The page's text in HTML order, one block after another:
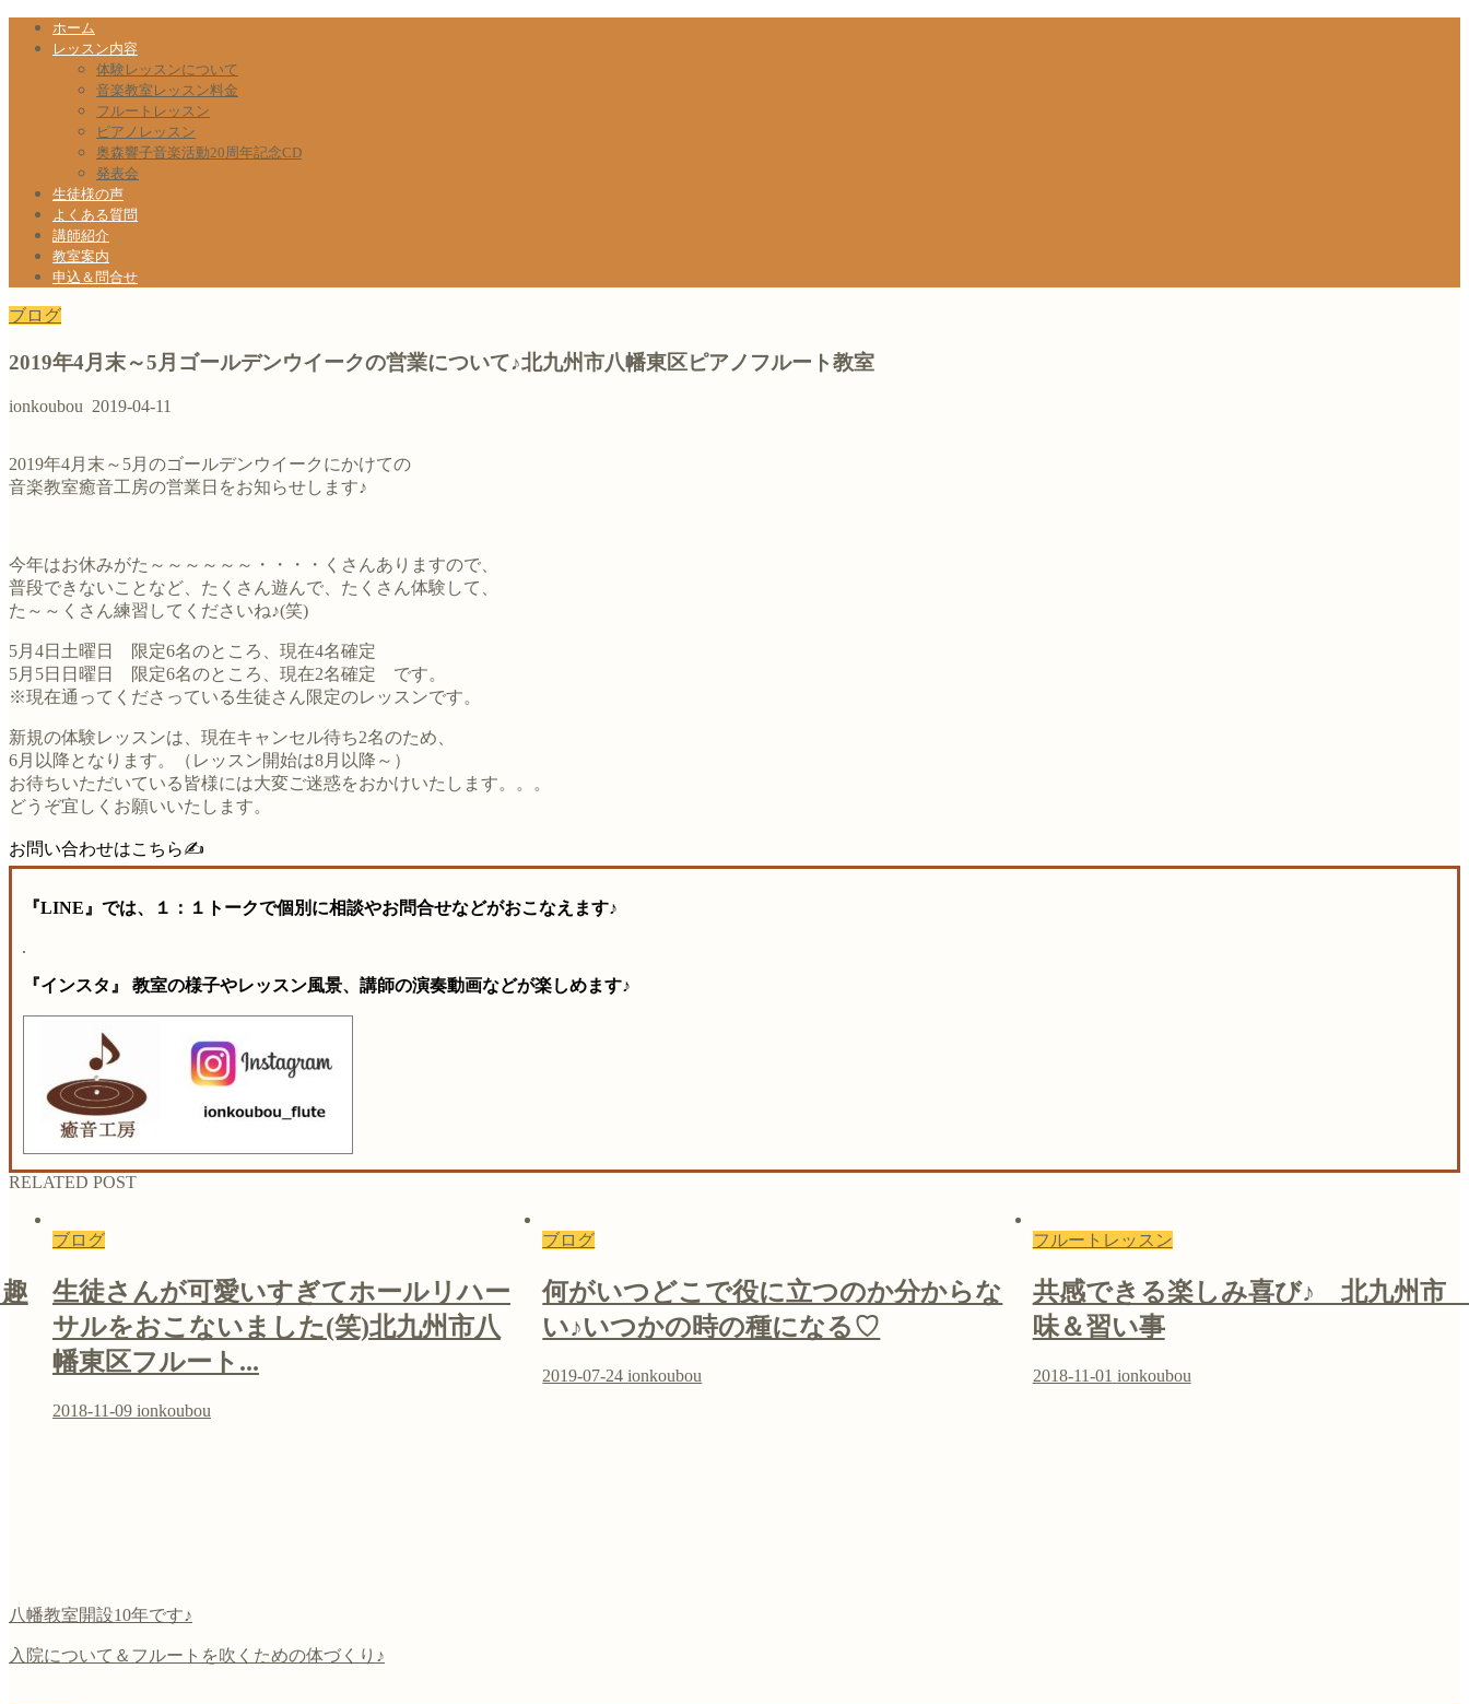
ホーム
レッスン内容
体験レッスンについて
音楽教室レッスン料金
フルートレッスン
ピアノレッスン
奥森響子音楽活動20周年記念CD
発表会
生徒様の声
よくある質問
講師紹介
教室案内
申込＆問合せ
ブログ
2019年4月末～5月ゴールデンウイークの営業について♪北九州市八幡東区ピアノフルート教室
ionkoubou 2019-04-11
2019年4月末～5月のゴールデンウイークにかけての
音楽教室癒音工房の営業日をお知らせします♪
今年はお休みがた～～～～～～・・・・くさんありますので、
普段できないことなど、たくさん遊んで、たくさん体験して、
た～～くさん練習してくださいね♪(笑)
5月4日土曜日 限定6名のところ、現在4名確定
5月5日日曜日 限定6名のところ、現在2名確定 です。
※現在通ってくださっている生徒さん限定のレッスンです。
新規の体験レッスンは、現在キャンセル待ち2名のため、
6月以降となります。（レッスン開始は8月以降～）
お待ちいただいている皆様には大変ご迷惑をおかけいたします。。。
どうぞ宜しくお願いいたします。
お問い合わせはこちら✍️
『LINE』では、１：１トークで個別に相談やお問合せなどがおこなえます♪
『インスタ』 教室の様子やレッスン風景、講師の演奏動画などが楽しめます♪
RELATED POST
ブログ
生徒さんが可愛いすぎてホールリハー
サルをおこないました(笑)北九州市八
幡東区フルート...
2018-11-09 ionkoubou
ブログ
何がいつどこで役に立つのか分からな
い♪いつかの時の種になる♡
2019-07-24 ionkoubou
フルートレッスン
共感できる楽しみ喜び♪ 北九州市
味＆習い事
2018-11-01 ionkoubou
八幡教室開設10年です♪
入院について＆フルートを吹くための体づくり♪